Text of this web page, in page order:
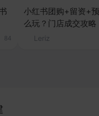
84
小红书团购+留资+
么玩？门店成交攻略
Leriz